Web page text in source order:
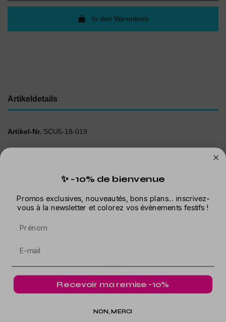
In den Warenkorb
Artikeldetails
Artikel-Nr. SCU5-18-019
In der gleichen Kategorie
✨ -10% de bienvenue
Promos exclusives, nouveautés, bons plans... inscrivez-
vous à la newsletter et colorez vos évènements festifs !
Recevoir ma remise -10%
NON, MERCI